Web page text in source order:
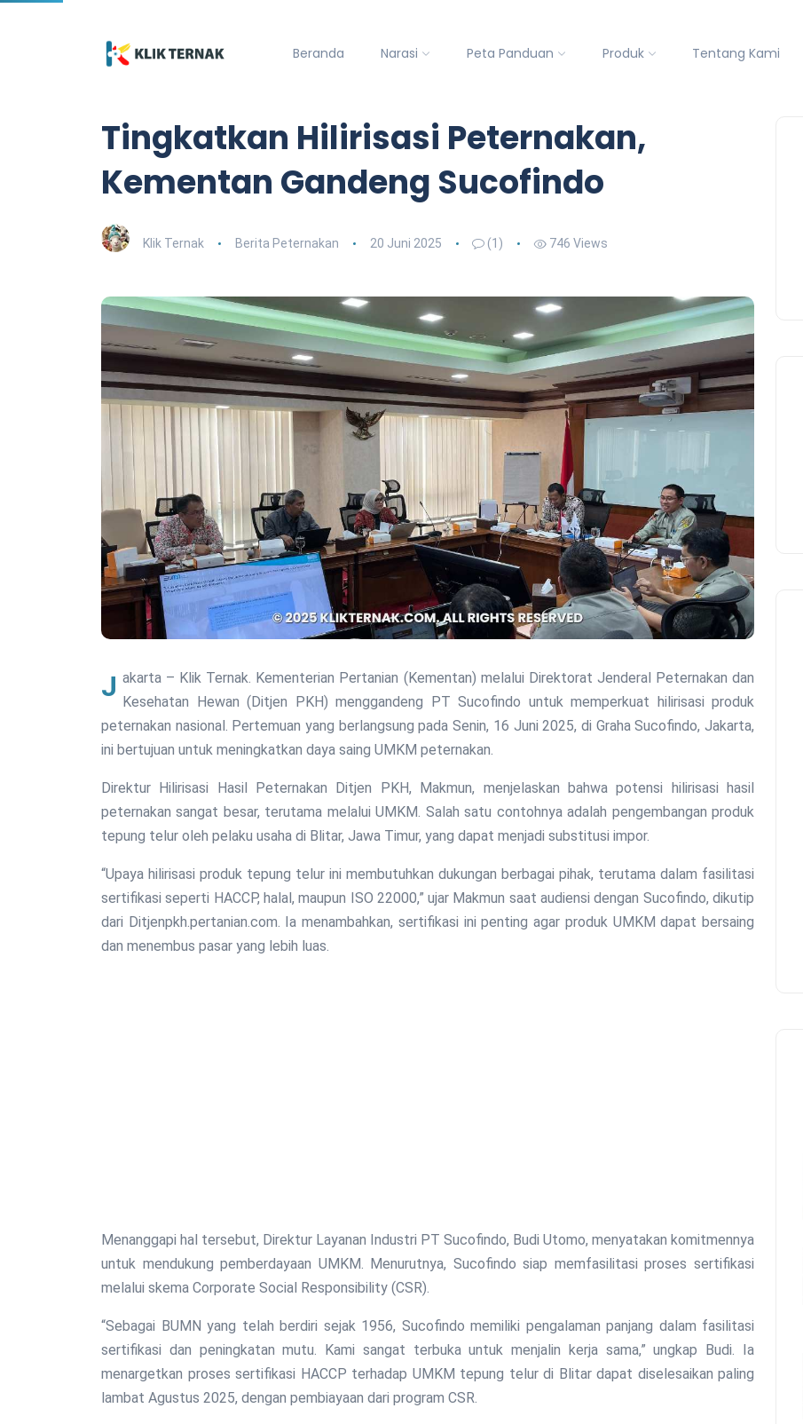
Beranda Narasi Peta Panduan Produk Tentang Kami
Tingkatkan Hilirisasi Peternakan,
Kementan Gandeng Sucofindo
Klik Ternak Berita Peternakan 20 Juni 2025 (1) 746 Views
Jakarta – Klik Ternak. Kementerian Pertanian (Kementan) melalui Direktorat Jenderal Peternakan dan Kesehatan Hewan (Ditjen PKH) menggandeng PT Sucofindo untuk memperkuat hilirisasi produk
peternakan nasional. Pertemuan yang berlangsung pada Senin, 16 Juni 2025, di Graha Sucofindo, Jakarta,
ini bertujuan untuk meningkatkan daya saing UMKM peternakan.
Direktur Hilirisasi Hasil Peternakan Ditjen PKH, Makmun, menjelaskan bahwa potensi hilirisasi hasil
peternakan sangat besar, terutama melalui UMKM. Salah satu contohnya adalah pengembangan produk
tepung telur oleh pelaku usaha di Blitar, Jawa Timur, yang dapat menjadi substitusi impor.
“Upaya hilirisasi produk tepung telur ini membutuhkan dukungan berbagai pihak, terutama dalam fasilitasi
sertifikasi seperti HACCP, halal, maupun ISO 22000,” ujar Makmun saat audiensi dengan Sucofindo, dikutip
dari Ditjenpkh.pertanian.com. Ia menambahkan, sertifikasi ini penting agar produk UMKM dapat bersaing
dan menembus pasar yang lebih luas.
Menanggapi hal tersebut, Direktur Layanan Industri PT Sucofindo, Budi Utomo, menyatakan komitmennya
untuk mendukung pemberdayaan UMKM. Menurutnya, Sucofindo siap memfasilitasi proses sertifikasi
melalui skema Corporate Social Responsibility (CSR).
“Sebagai BUMN yang telah berdiri sejak 1956, Sucofindo memiliki pengalaman panjang dalam fasilitasi
sertifikasi dan peningkatan mutu. Kami sangat terbuka untuk menjalin kerja sama,” ungkap Budi. Ia
menargetkan proses sertifikasi HACCP terhadap UMKM tepung telur di Blitar dapat diselesaikan paling
lambat Agustus 2025, dengan pembiayaan dari program CSR.